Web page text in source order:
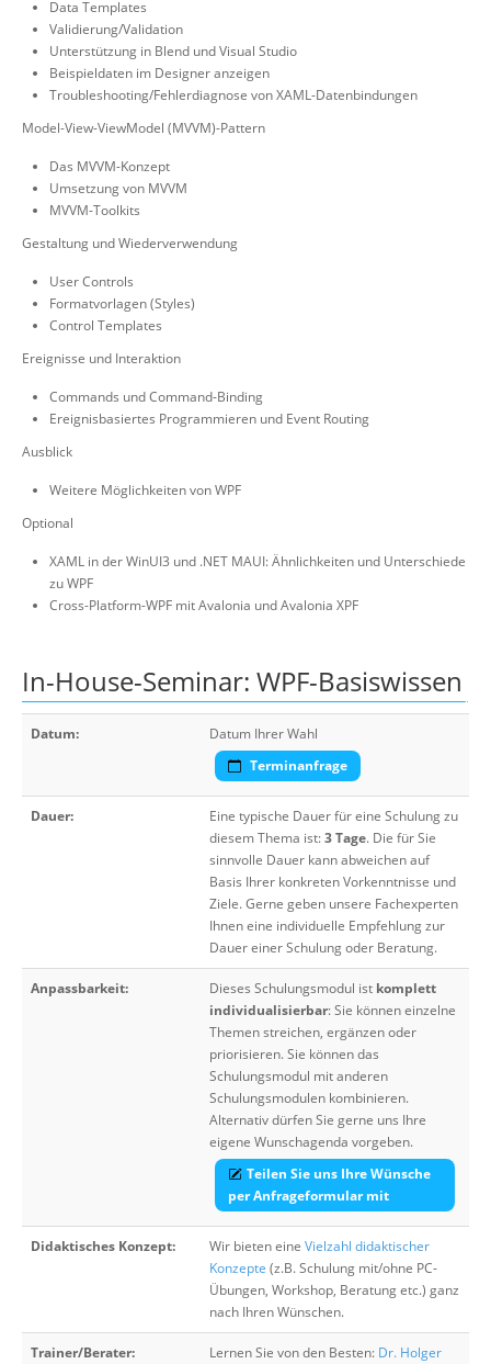
Data Templates
Validierung/Validation
Unterstützung in Blend und Visual Studio
Beispieldaten im Designer anzeigen
Troubleshooting/Fehlerdiagnose von XAML-Datenbindungen
Model-View-ViewModel (MVVM)-Pattern
Das MVVM-Konzept
Umsetzung von MVVM
MVVM-Toolkits
Gestaltung und Wiederverwendung
User Controls
Formatvorlagen (Styles)
Control Templates
Ereignisse und Interaktion
Commands und Command-Binding
Ereignisbasiertes Programmieren und Event Routing
Ausblick
Weitere Möglichkeiten von WPF
Optional
XAML in der WinUI3 und .NET MAUI: Ähnlichkeiten und Unterschiede
zu WPF
Cross-Platform-WPF mit Avalonia und Avalonia XPF
In-House-Seminar: WPF-Basiswissen
Datum:
Datum Ihrer Wahl
Terminanfrage
Dauer:
Eine typische Dauer für eine Schulung zu
diesem Thema ist:3 Tage. Die für Sie
sinnvolle Dauer kann abweichen auf
Basis Ihrer konkreten Vorkenntnisse und
Ziele. Gerne geben unsere Fachexperten
Ihnen eine individuelle Empfehlung zur
Dauer einer Schulung oder Beratung.
Anpassbarkeit: Dieses Schulungsmodul ist komplett
individualisierbar: Sie können einzelne
Themen streichen, ergänzen oder
priorisieren. Sie können das
Schulungsmodul mit anderen
Schulungsmodulen kombinieren.
Alternativ dürfen Sie gerne uns Ihre
eigene Wunschagenda vorgeben.
Teilen Sie uns Ihre Wünsche
per Anfrageformular mit
Didaktisches Konzept: Wir bieten eine Vielzahl didaktischer
Konzepte (z.B. Schulung mit/ohne PC-
Übungen, Workshop, Beratung etc.) ganz
nach Ihren Wünschen.
Trainer/Berater: Lernen Sie von den Besten: Dr. Holger